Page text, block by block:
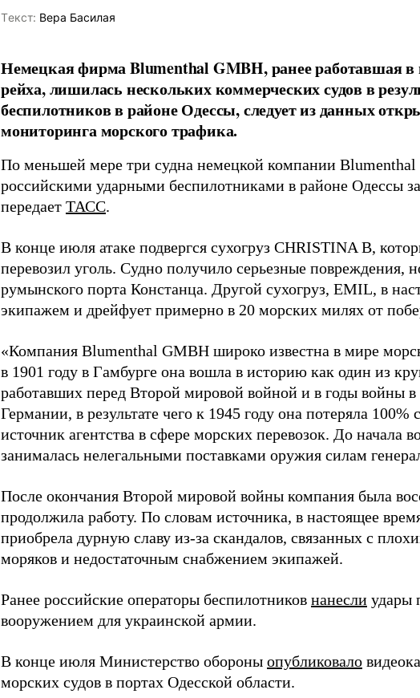
Tекст: Вера Басилая
Немецкая фирма Blumenthal GMBH, ранее работавшая в
рейха, лишилась нескольких коммерческих судов в
беспилотников в районе Одессы, следует из данных
мониторинга морского трафика.
По меньшей мере три судна немецкой компании
российскими ударными беспилотниками в районе Одессы
передает ТАСС.
В конце июля атаке подвергся сухогруз CHRISTINA B,
перевозил уголь. Судно получило серьезные повреждения,
румынского порта Констанца. Другой сухогруз, EMIL, в
экипажем и дрейфует примерно в 20 морских милях от
«Компания Blumenthal GMBH широко известна в мире
в 1901 году в Гамбурге она вошла в историю как один из
работавших перед Второй мировой войной и в годы войны
Германии, в результате чего к 1945 году она потеряла
источник агентства в сфере морских перевозок. До начала
занималась нелегальными поставками оружия силам
После окончания Второй мировой войны компания была
продолжила работу. По словам источника, в настоящее
приобрела дурную славу из-за скандалов, связанных с
моряков и недостаточным снабжением экипажей.
Ранее российские операторы беспилотников нанесли удары
вооружением для украинской армии.
В конце июля Министерство обороны опубликовало
морских судов в портах Одесской области.